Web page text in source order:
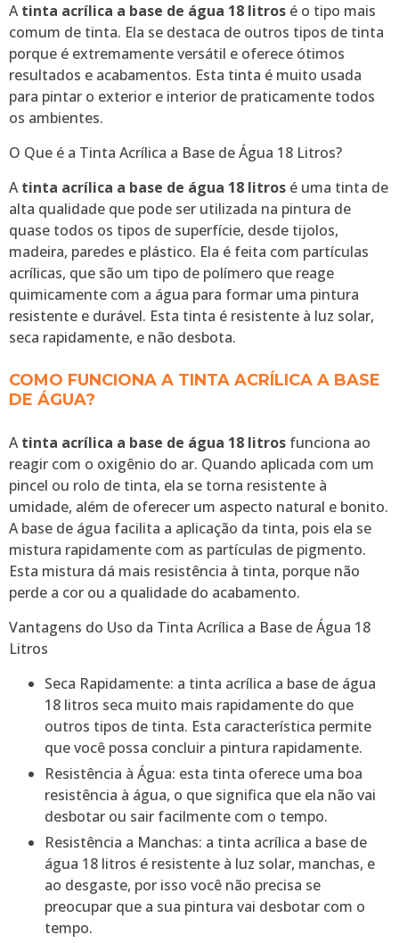
Atinta acrílica a base de água 18 litros é o tipo mais
comum de tinta. Ela se destaca de outros tipos de tinta
porque é extremamente versátil e oferece ótimos
resultados e acabamentos. Esta tinta é muito usada
para pintar o exterior e interior de praticamente todos
os ambientes.
O Que é a Tinta Acrílica a Base de Água 18 Litros?
Atinta acrílica a base de água 18 litros é uma tinta de
alta qualidade que pode ser utilizada na pintura de
quase todos os tipos de superfície, desde tijolos,
madeira, paredes e plástico. Ela é feita com partículas
acrílicas, que são um tipo de polímero que reage
quimicamente com a água para formar uma pintura
resistente e durável. Esta tinta é resistente à luz solar,
seca rapidamente, e não desbota.
COMO FUNCIONA A TINTA ACRÍLICA A BASE
DE ÁGUA?
Atinta acrílica a base de água 18 litros funciona ao
reagir com o oxigênio do ar. Quando aplicada com um
pincel ou rolo de tinta, ela se torna resistente à
umidade, além de oferecer um aspecto natural e bonito.
A base de água facilita a aplicação da tinta, pois ela se
mistura rapidamente com as partículas de pigmento.
Esta mistura dá mais resistência à tinta, porque não
perde a cor ou a qualidade do acabamento.
Vantagens do Uso da Tinta Acrílica a Base de Água 18
Litros
Seca Rapidamente: a tinta acrílica a base de água
18 litros seca muito mais rapidamente do que
outros tipos de tinta. Esta característica permite
que você possa concluir a pintura rapidamente.
Resistência à Água: esta tinta oferece uma boa
resistência à água, o que significa que ela não vai
desbotar ou sair facilmente com o tempo.
Resistência a Manchas: a tinta acrílica a base de
água 18 litros é resistente à luz solar, manchas, e
ao desgaste, por isso você não precisa se
preocupar que a sua pintura vai desbotar com o
tempo.